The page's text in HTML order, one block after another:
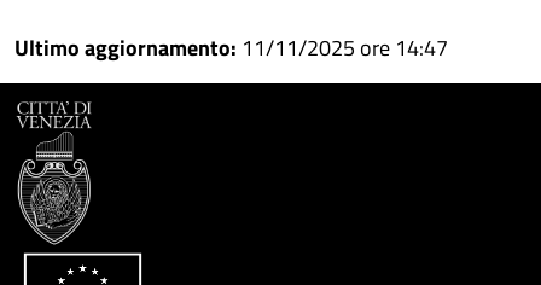
su
Facebook
Condividi
su
Condividi
Ultimo aggiornamento: 11/11/2025 ore 14:47